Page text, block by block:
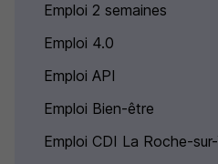
Emploi 2 semaines
Emploi 4.0
Emploi API
Emploi Bien-être
Emploi CDI La Roche-